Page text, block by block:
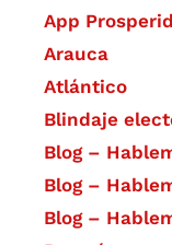
App
Arauca
Atlántico
Blindaje
Blog –
Blog –
Blog –